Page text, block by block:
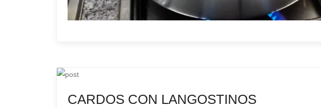
CARDOS CON LANGOSTINOS